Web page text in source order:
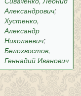
Александрович;
Хустенко,
Александр
Николаевич;
Белохвостов,
Геннадий Иванович